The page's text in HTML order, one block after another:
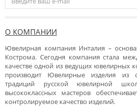
О КОМПАНИИ
Ювелирная компания Инталия –
Кострома. Сегодня компания стала
качестве одной из ведущих ювелирных
производит Ювелирные изделия из
традиций русской ювелирной
высококлассных мастеров
контролируемое качество изделий.